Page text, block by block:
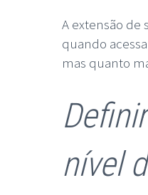
A extensão de
quando
mas quanto
nível